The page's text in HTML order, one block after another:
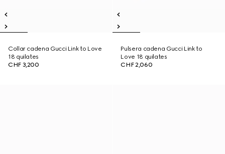
Collar cadena Gucci Link to Love
18 quilates
CHF 3,200
Pulsera cadena Gucci Link to
Love 18 quilates
CHF 2,060